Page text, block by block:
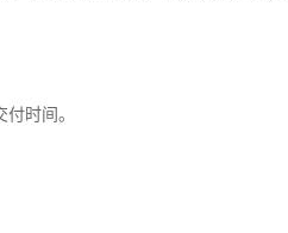
时间。